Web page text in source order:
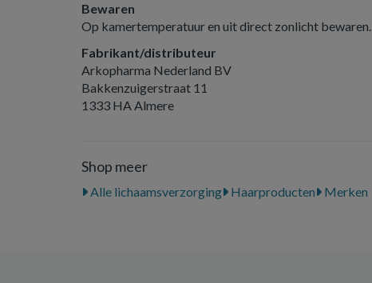
Bewaren
Op kamertemperatuur en uit direct zonlicht bewaren.
Fabrikant/distributeur
Arkopharma Nederland BV
Bakkenzuigerstraat 11
1333 HA Almere
Shop meer
Alle lichaamsverzorging Haarproducten Merken